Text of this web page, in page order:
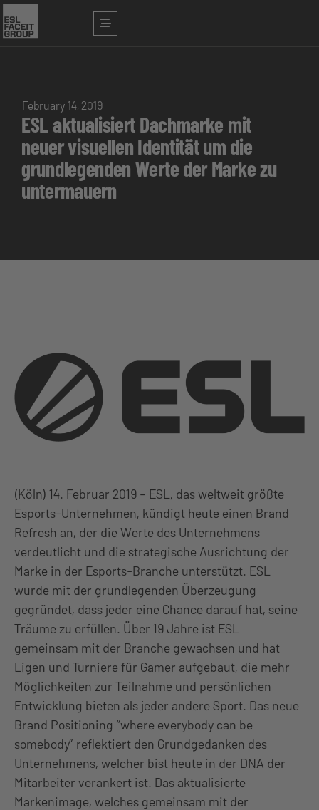
February 14, 2019
ESL aktualisiert Dachmarke mit
neuer visuellen Identität um die
grundlegenden Werte der Marke zu
untermauern
(Köln) 14. Februar 2019 – ESL, das weltweit größte
Esports-Unternehmen, kündigt heute einen Brand
Refresh an, der die Werte des Unternehmens
verdeutlicht und die strategische Ausrichtung der
Marke in der Esports-Branche unterstützt. ESL
wurde mit der grundlegenden Überzeugung
gegründet, dass jeder eine Chance darauf hat, seine
Träume zu erfüllen. Über 19 Jahre ist ESL
gemeinsam mit der Branche gewachsen und hat
Ligen und Turniere für Gamer aufgebaut, die mehr
Möglichkeiten zur Teilnahme und persönlichen
Entwicklung bieten als jeder andere Sport. Das neue
Brand Positioning “where everybody can be
somebody” reflektiert den Grundgedanken des
Unternehmens, welcher bist heute in der DNA der
Mitarbeiter verankert ist. Das aktualisierte
Markenimage, welches gemeinsam mit der